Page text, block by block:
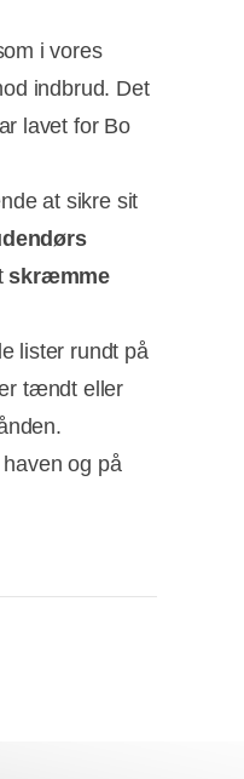
i vores
indbrud. Det
lavet for Bo
at sikre sit
skræmme
lister rundt på
tændt eller
og på